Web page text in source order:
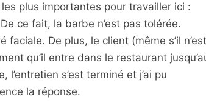
plus importantes pour travailler ici :
ce fait, la barbe n’est pas tolérée.
faciale. De plus, le client (même s’il n’est
qu’il entre dans le restaurant
s’est terminé et j’ai pu
la réponse.